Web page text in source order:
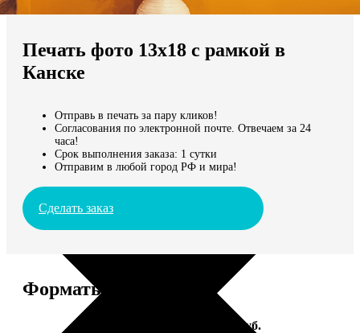
Мы доставляем по всему миру
Продолжить без города
Печать фото 13х18 с рамкой в
Канске
Отправь в печать за пару кликов!
Согласования по электронной почте. Отвечаем за 24
часа!
Срок выполнения заказа: 1 сутки
Отправим в любой город РФ и мира!
Сделать заказ
Форматы и цены
Цена, руб.